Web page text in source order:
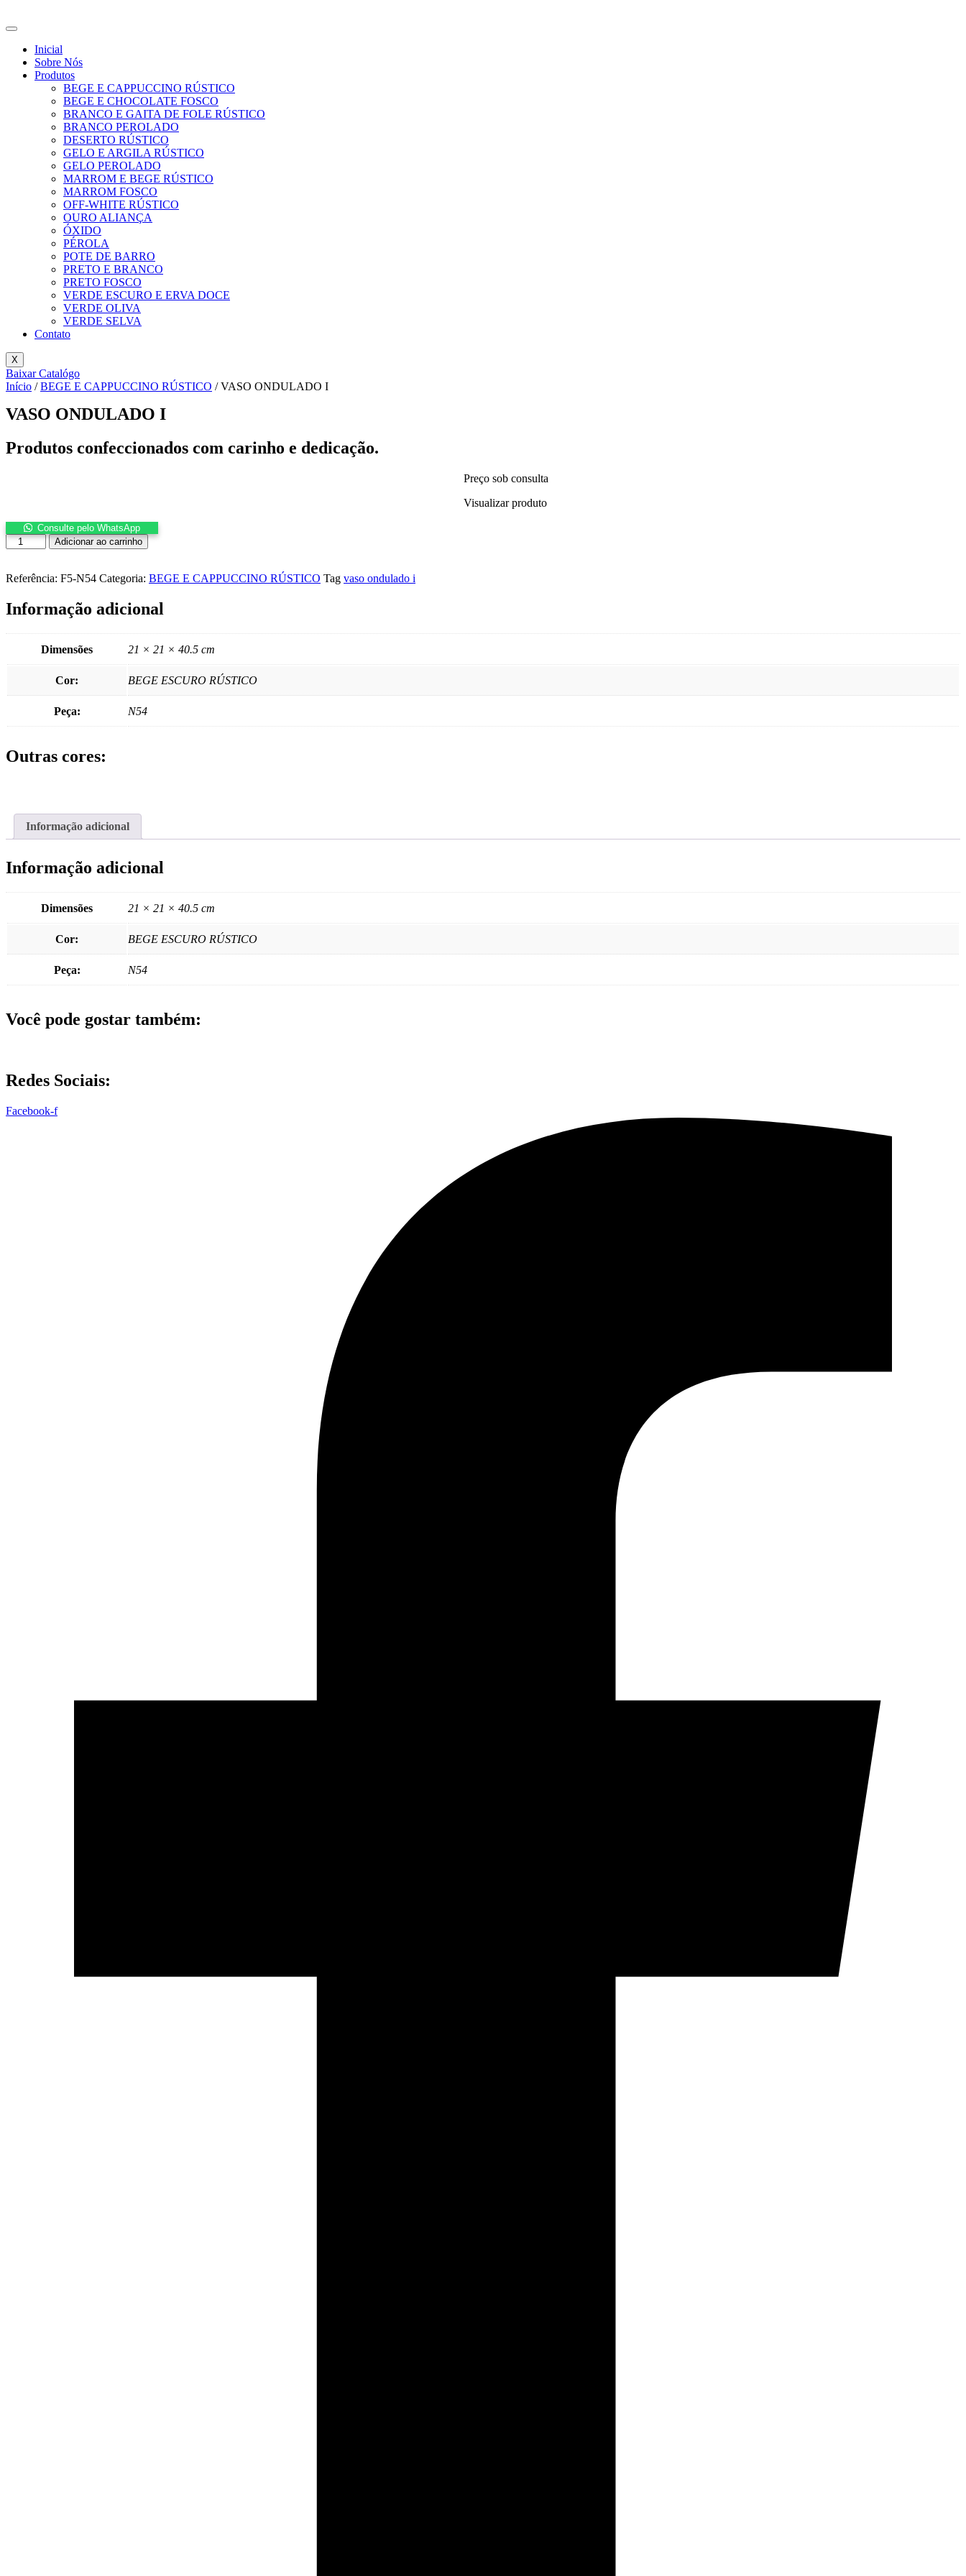
para
conteúdoInicial
Sobre Nós
Produtos
BEGE E CAPPUCCINO RÚSTICO
BEGE E CHOCOLATE FOSCO
BRANCO E GAITA DE FOLE RÚSTICO
BRANCO PEROLADO
DESERTO RÚSTICO
GELO E ARGILA RÚSTICO
GELO PEROLADO
MARROM E BEGE RÚSTICO
MARROM FOSCO
OFF-WHITE RÚSTICO
OURO ALIANÇA
ÓXIDO
PÉROLA
POTE DE BARRO
PRETO E BRANCO
PRETO FOSCO
VERDE ESCURO E ERVA DOCE
VERDE OLIVA
VERDE SELVA
Contato
X
Baixar Catalógo
Início /BEGE E CAPPUCCINO RÚSTICO / VASO ONDULADO I
VASO ONDULADO I
Produtos confeccionados com carinho e dedicação.
Preço sob consulta
Visualizar produto
Consulte pelo WhatsApp
VASO
ONDULADO
quantidade
Adicionar ao carrinho
Referência: F5-N54 Categoria: BEGE E CAPPUCCINO RÚSTICO Tag vaso ondulado i
Informação adicional
Dimensões 21 × 21 × 40.5 cm
Cor: BEGE ESCURO RÚSTICO
Peça: N54
Outras cores:
Informação adicional
Informação adicional
Dimensões 21 × 21 × 40.5 cm
Cor: BEGE ESCURO RÚSTICO
Peça: N54
Você pode gostar também:
Redes Sociais:
Facebook-f